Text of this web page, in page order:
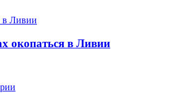
окопаться в Ливии